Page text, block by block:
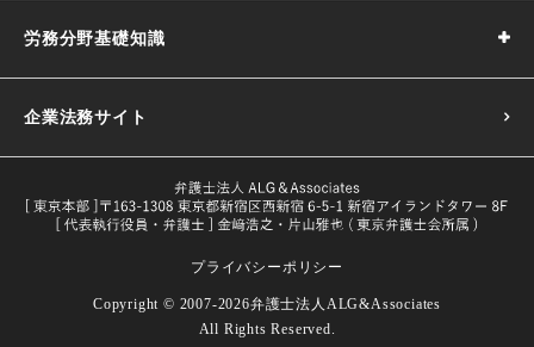
労務分野基礎知識
採用基準の決め方｜5つのポイントや注意点などわかりやす
企業法務サイト
プライバシーポリシー
Copyright © 2007-2026弁護士法人ALG&Associates
All Rights Reserved.